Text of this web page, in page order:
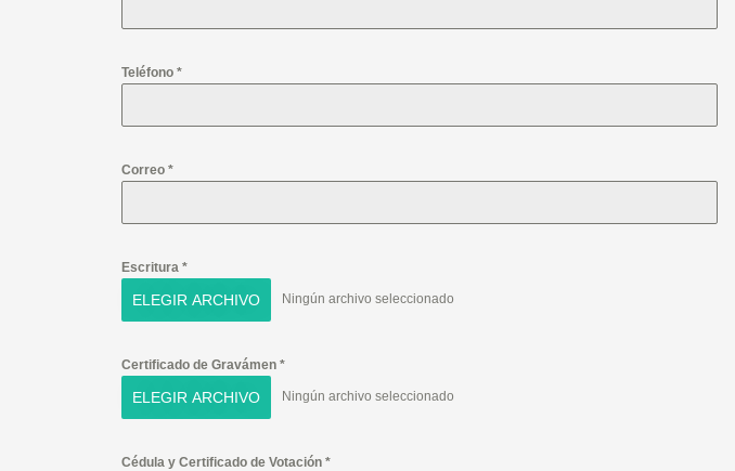
Teléfono *
Correo *
Escritura *
ELEGIR ARCHIVO Ningún archivo seleccionado
Certificado de Gravámen *
ELEGIR ARCHIVO Ningún archivo seleccionado
Cédula y Certificado de Votación *